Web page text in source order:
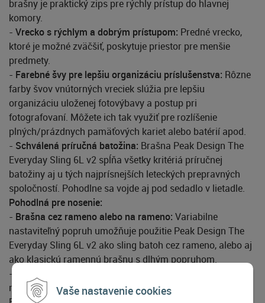
Vaše nastavenie cookies
brašny je praktický zips pre rýchly prístup do hlavnej
komory.
- Vrecko s rýchlym a dobrým prístupom: Predné vrecko,
ktoré je možné zväčšiť, poskytuje priestor pre menšie
predmety.
- Farebné švy pre lepšiu organizáciu príslušenstva: Rôzne
farby švov vnútorných vreciek slúžia pre lepšiu
organizáciu uloženej fotovýbavy a postup pri
fotografovaní. Môžete ich tak využiť pre rozlíšenie
plných/prázdnych pamäťových kariet alebo batérií apod.
- Schválená príručná batožina: Brašna Peak Design The
Everyday Sling 6L v2 spĺňa všetky kritériá príručnej
batožiny aj u tých najprísnejších leteckých prepravných
spoločností. Pohodlne sa vojde aj pod sedadlo v lietadle.
Pohodlná pre nosenie:
- Brašna cez rameno alebo na rameno: Variabilne
nastaviteľný popruh umožňuje použitie Peak Design The
Everyday Sling 6L v2 ako sling batoh cez rameno, alebo aj
ako klasickú ramennú brašnu s dlhým popruhom.
-
nastaviteľný 4cm široký popruh brašne Peak Design The